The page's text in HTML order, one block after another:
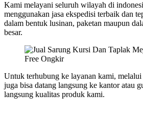
Kami melayani seluruh wilayah di
menggunakan jasa ekspedisi terbaik dan
dalam bentuk lusinan, paketan maupun
besar.
Untuk terhubung ke layanan kami,
juga bisa datang langsung ke kantor atau
langsung kualitas produk kami.